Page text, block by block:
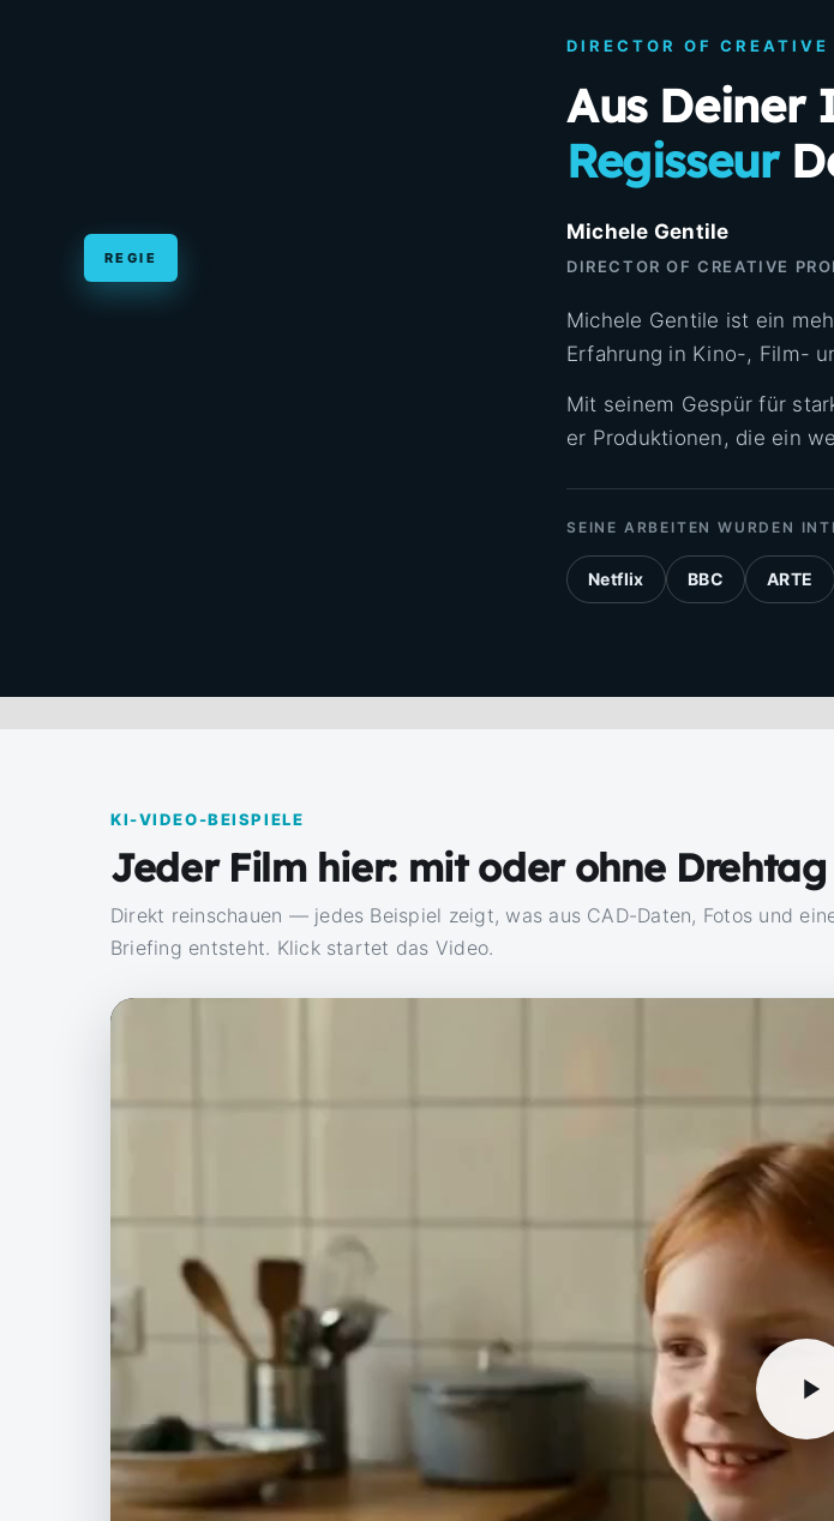
REGIE
DIRECTOR OF CREATIVE
Aus Deiner
Regisseur
Michele Gentile
DIRECTOR OF CREATIVE
Michele Gentile ist ein
Erfahrung in Kino-, Film-
Mit seinem Gespür für
er Produktionen, die ein
SEINE ARBEITEN WURDEN
Netflix BBC ARTE
KI-VIDEO-BEISPIELE
Jeder Film hier: mit oder ohne
Direkt reinschauen — jedes Beispiel zeigt, was aus CAD-Daten, Fotos und
Briefing entsteht. Klick startet das Video.